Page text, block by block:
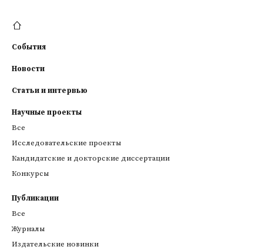
События
Новости
Статьи и интервью
Научные проекты
Все
Исследовательские проекты
Кандидатские и докторские диссертации
Конкурсы
Публикации
Все
Журналы
Издательские новинки